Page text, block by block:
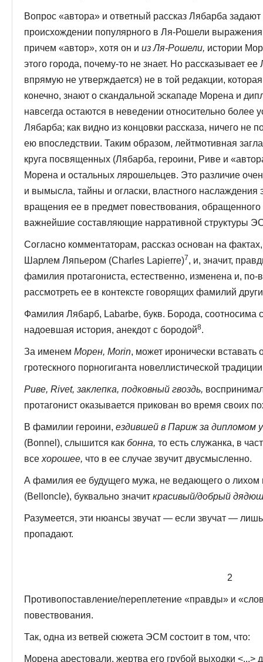
Вопрос «автора» и ответный рассказ Лябарба
происхождении популярного в Ля-Рошели
причем «автор», хотя он и из Ля-Рошели, истории
этого города, почему-то не знает. Но рассказывает ее
впрямую не утверждается) не в той редакции,
конечно, знают о скандальной эскападе Морена и
навсегда остаются в неведении относительно более
Лябарба; как видно из концовки рассказа, ничего не
ею впоследствии. Таким образом, лейтмотивная
круга посвященных (Лябарба, героини, Риве и
Морена и остальных лярошельцев. Это различие
и вымысла, тайны и огласки, властного
вращения ее в предмет повествования,
важнейшие составляющие нарративной структуры
Согласно комментаторам, рассказ основан на
Шарлем Ляпьером (Charles Lapierre)7, и, значит,
фамилия протагониста, естественно, изменена и,
рассмотреть ее в контексте говорящих фамилий
Фамилия Лябарб, Labarbe, букв. Борода, соотносима
надоевшая история, анекдот с бородой8.
За именем Морен, Morin, может иронически вставать
гротескного порногиганта новеллистической
Риве, Rivet, заклепка, подковный гвоздь,
протагонист оказывается прикован во время своих
В фамилии героини, ездившей в Париж за дипломом
(Bonnel), слышится как бонна, то есть служанка, в
все хорошее, что в ее случае звучит двусмысленно.
А фамилия ее будущего мужа, не ведающего о лихом
(Belloncle), буквально значит красивый/добрый
Разумеется, эти нюансы звучат — если звучат —
пропадают.
2
Противопоставление/переплетение «правды» и
повествования.
Так, одна из ветвей сюжета ЭСМ состоит в том, что:
Морена арестовали, жертва его грубой выходки <...>